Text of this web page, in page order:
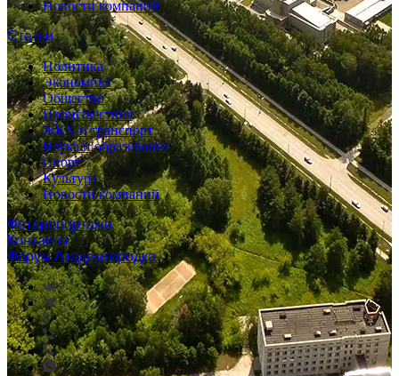
Новости компаний
Статьи
Политика
Экономика
Общество
Происшествия
ЖКХ и транспорт
Наука и образование
Спорт
Культура
Новости компаний
Фоторепортажи
Контакты
Форум Академгородка